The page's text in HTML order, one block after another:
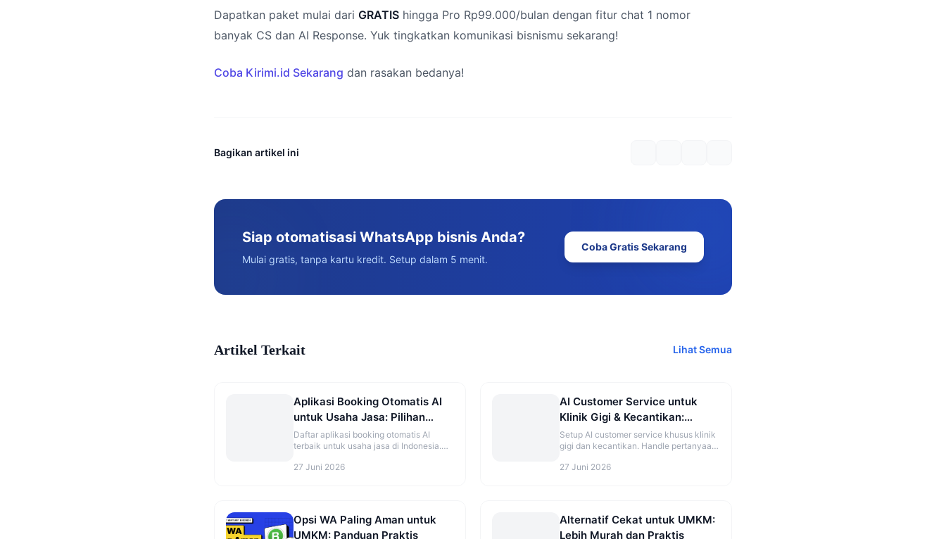
Dapatkan paket mulai dari GRATIS hingga Pro Rp99.000/bulan dengan fitur chat 1 nomor
banyak CS dan AI Response. Yuk tingkatkan komunikasi bisnismu sekarang!
Coba Kirimi.id Sekarang dan rasakan bedanya!
Bagikan artikel ini
Siap otomatisasi WhatsApp bisnis Anda?
Mulai gratis, tanpa kartu kredit. Setup dalam 5 menit.
Coba Gratis Sekarang
Artikel Terkait Lihat Semua
Aplikasi Booking Otomatis AI
untuk Usaha Jasa: Pilihan
Terbaik 2026
Daftar aplikasi booking otomatis AI
terbaik untuk usaha jasa di Indonesia.
rekomendasi sesuai jenis bisnis.
27 Juni 2026
AI Customer Service untuk
Klinik Gigi & Kecantikan:
Panduan Lengkap
Setup AI customer service khusus klinik
gigi dan kecantikan. Handle pertanyaan
27 Juni 2026
Opsi WA Paling Aman untuk
UMKM: Panduan Praktis
Alternatif Cekat untuk UMKM:
Lebih Murah dan Praktis